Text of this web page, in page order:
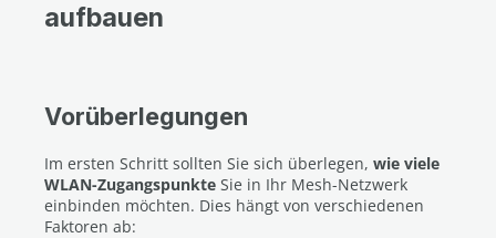
aufbauen
Vorüberlegungen
Im ersten Schritt sollten Sie sich überlegen, wie viele
WLAN-Zugangspunkte Sie in Ihr Mesh-Netzwerk
einbinden möchten. Dies hängt von verschiedenen
Faktoren ab: